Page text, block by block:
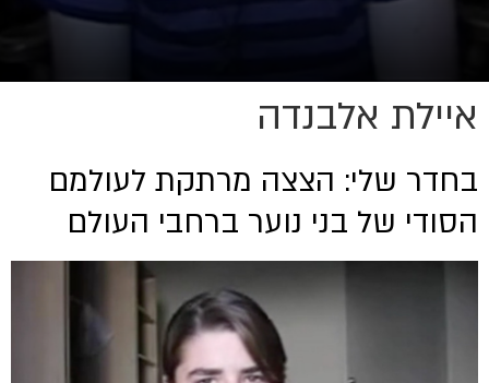
איילת אלבנדה
בחדר שלי: הצצה מרתקת לעולמם
הסודי של בני נוער ברחבי העולם